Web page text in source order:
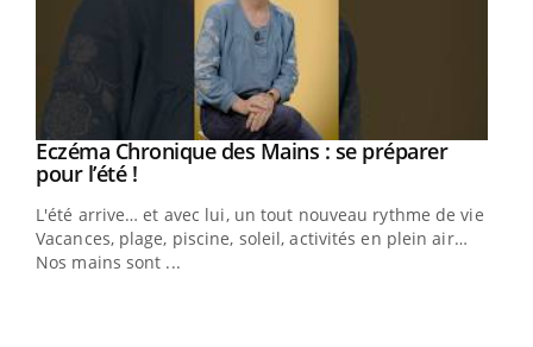
Youtube
Eczéma Chronique des Mains : se préparer
pour l’été !Youtube
L'été arrive… et avec lui, un tout nouveau rythme de vie !
Vacances, plage, piscine, soleil, activités en plein air…
Nos mains sont ...